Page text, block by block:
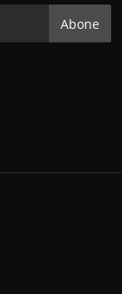
Abone